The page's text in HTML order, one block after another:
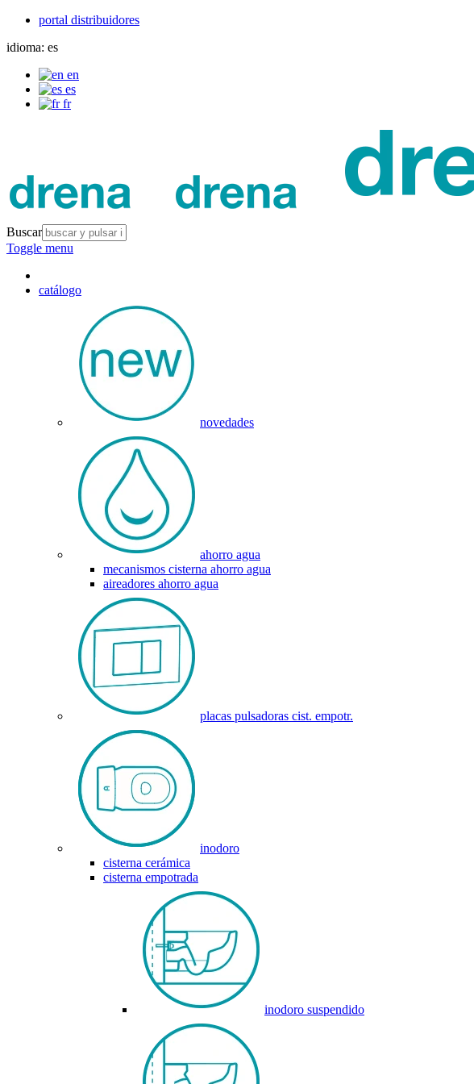
portal distribuidores
idioma: es
en
es
fr
Buscar
Toggle menu
catálogo
novedades
ahorro agua
mecanismos cisterna ahorro agua
aireadores ahorro agua
placas pulsadoras cist. empotr.
inodoro
cisterna cerámica
cisterna empotrada
inodoro suspendido